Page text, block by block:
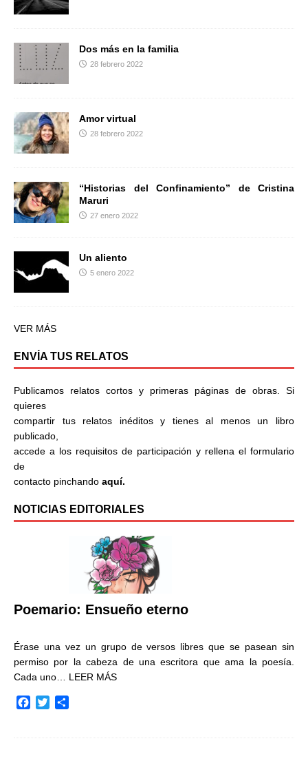
Dos más en la familia
28 febrero 2022
Amor virtual
28 febrero 2022
“Historias del Confinamiento” de Cristina
Maruri
27 enero 2022
Un aliento
5 enero 2022
VER MÁS
ENVÍA TUS RELATOS
Publicamos relatos cortos y primeras páginas de obras. Si
quieres
compartir tus relatos inéditos y tienes al menos un libro
publicado,
accede a los requisitos de participación y rellena el formulario
de
contacto pinchando aquí.
NOTICIAS EDITORIALES
Poemario: Ensueño eterno
Érase una vez un grupo de versos libres que se pasean sin
permiso por la cabeza de una escritora que ama la poesía.
Cada uno… LEER MÁS